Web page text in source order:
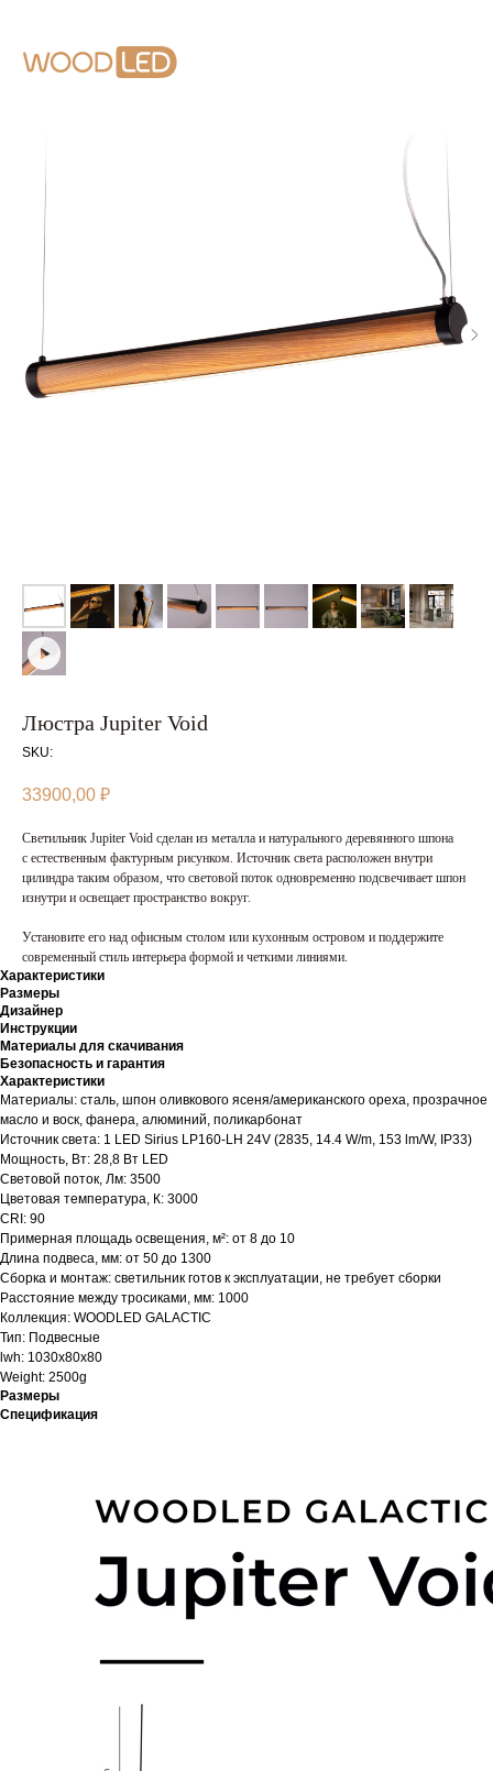
Люстра Jupiter Void
SKU:
33900,00 ₽
Светильник Jupiter Void сделан из металла и натурального деревянного шпона
с естественным фактурным рисунком. Источник света расположен внутри
цилиндра таким образом, что световой поток одновременно подсвечивает шпон
изнутри и освещает пространство вокруг.
Установите его над офисным столом или кухонным островом и поддержите
современный стиль интерьера формой и четкими линиями.
Характеристики
Размеры
Дизайнер
Инструкции
Материалы для скачивания
Безопасность и гарантия
Характеристики
Материалы: сталь, шпон оливкового ясеня/американского ореха, прозрачное
масло и воск, фанера, алюминий, поликарбонат
Источник света: 1 LED Sirius LP160-LH 24V (2835, 14.4 W/m, 153 lm/W, IP33)
Мощность, Вт: 28,8 Вт LED
Световой поток, Лм: 3500
Цветовая температура, К: 3000
CRI: 90
Примерная площадь освещения, м²: от 8 до 10
Длина подвеса, мм: от 50 до 1300
Сборка и монтаж: светильник готов к эксплуатации, не требует сборки
Расстояние между тросиками, мм: 1000
Коллекция: WOODLED GALACTIC
Тип: Подвесные
lwh: 1030x80x80
Weight: 2500g
Размеры
Спецификация